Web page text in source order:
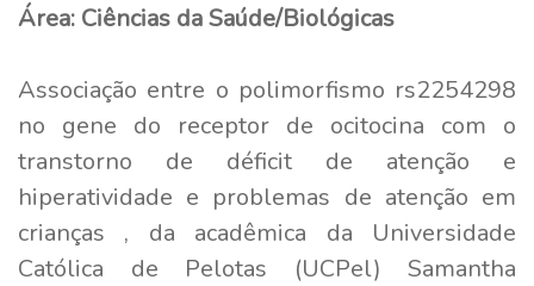
Área: Ciências da Saúde/Biológicas
Associação entre o polimorfismo rs2254298
no gene do receptor de ocitocina com o
transtorno de déficit de atenção e
hiperatividade e problemas de atenção em
crianças
, da acadêmica da Universidade
Católica de Pelotas (UCPel) Samantha